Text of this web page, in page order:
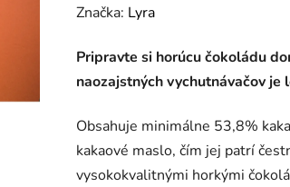
hodnotenie
je
0,0
5
hviezdičiek.
Značka: Lyra
Pripravte si horúcu čokoládu
naozajstných vychutnávačov je
Obsahuje minimálne 53,8%
kakaové maslo, čím jej patrí
vysokokvalitnými horkými